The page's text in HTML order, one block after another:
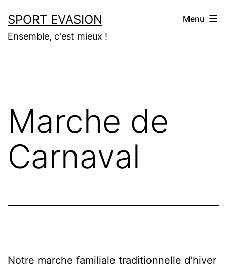
au
contenu
SPORT EVASION
Ensemble, c'est mieux !
Menu
Marche de
Carnaval
Notre marche familiale traditionnelle d’hiver